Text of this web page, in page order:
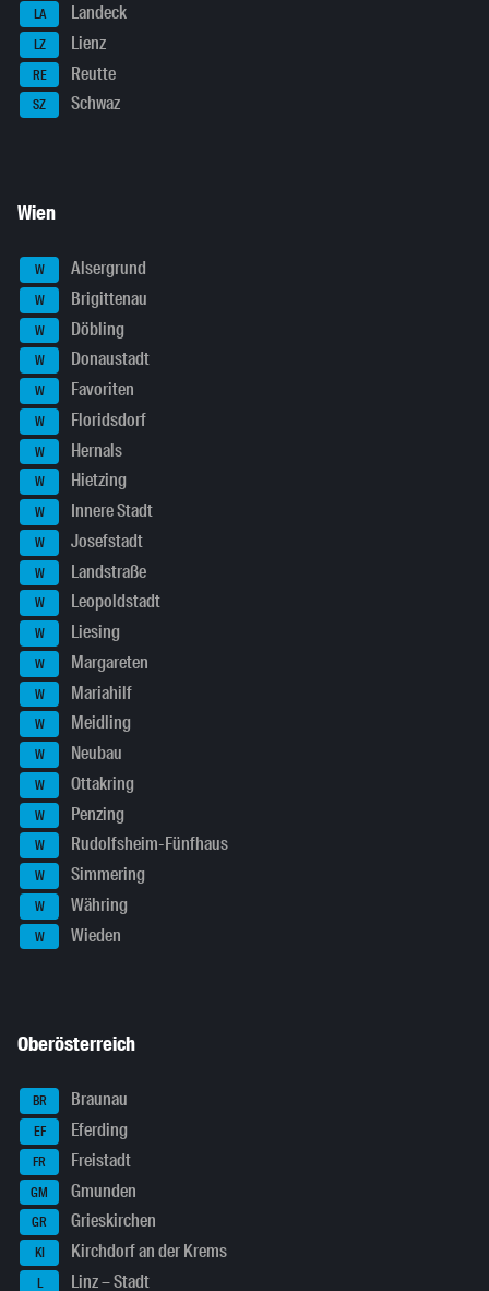
LA Landeck
LZ Lienz
RE Reutte
SZ Schwaz
Wien
W Alsergrund
W Brigittenau
W Döbling
W Donaustadt
W Favoriten
W Floridsdorf
W Hernals
W Hietzing
W Innere Stadt
W Josefstadt
W Landstraße
W Leopoldstadt
W Liesing
W Margareten
W Mariahilf
W Meidling
W Neubau
W Ottakring
W Penzing
W Rudolfsheim-Fünfhaus
W Simmering
W Währing
W Wieden
Oberösterreich
BR Braunau
EF Eferding
FR Freistadt
GM Gmunden
GR Grieskirchen
KI Kirchdorf an der Krems
L Linz – Stadt